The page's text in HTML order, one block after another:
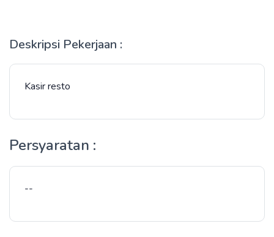
Deskripsi Pekerjaan :
Kasir resto
Persyaratan :
--